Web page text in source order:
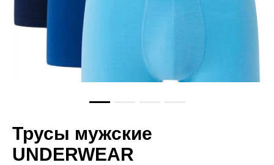
Трусы мужские
UNDERWEAR